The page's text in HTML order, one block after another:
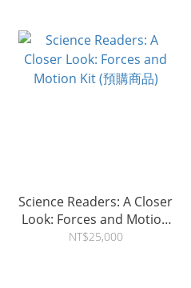
Science Readers: A Closer
Look: Forces and Motion
Kit (預購商品)
NT$25,000